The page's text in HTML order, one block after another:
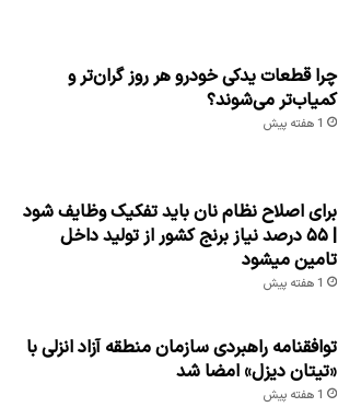
چرا قطعات یدکی خودرو هر روز گران‌تر و
کمیاب‌تر می‌شوند؟
1 هفته پیش
برای اصلاح نظام نان باید تفکیک وظایف شود
| ۵۵ درصد نیاز برنج کشور از تولید داخل
تامین میشود
1 هفته پیش
توافقنامه راهبردی سازمان منطقه آزاد انزلی با
«تیتان دیزل» امضا شد
1 هفته پیش